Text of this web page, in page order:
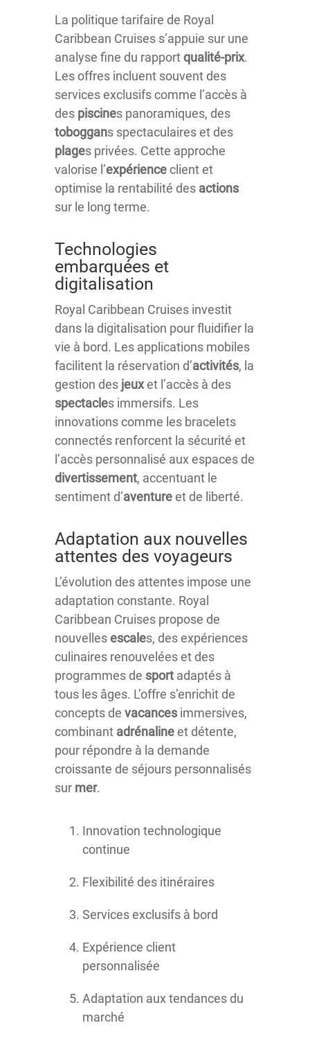
La politique tarifaire de Royal
Caribbean Cruises s’appuie sur une
analyse fine du rapportqualité-prix.
Les offres incluent souvent des
services exclusifs comme l’accès à
des piscines panoramiques, des
toboggans spectaculaires et des
plages privées. Cette approche
valorise l’expérienceclient et
optimise la rentabilité des actions
sur le long terme.
Technologies
embarquées et
digitalisation
Royal Caribbean Cruises investit
dans la digitalisation pour fluidifier la
vie à bord. Les applications mobiles
facilitent la réservation d’activités, la
gestion des jeuxet l’accès à des
spectacles immersifs. Les
innovations comme les bracelets
connectés renforcent la sécurité et
l’accès personnalisé aux espaces de
divertissement, accentuant le
sentiment d’aventureet de liberté.
Adaptation aux nouvelles
attentes des voyageurs
L’évolution des attentes impose une
adaptation constante. Royal
Caribbean Cruises propose de
nouvellesescales, des expériences
culinaires renouvelées et des
programmes de sport adaptés à
tous les âges. L’offre s’enrichit de
concepts de vacances immersives,
combinant adrénalineet détente,
pour répondre à la demande
croissante de séjours personnalisés
sur mer.
Innovation technologique
continue
Flexibilité des itinéraires
Services exclusifs à bord
Expérience client
personnalisée
Adaptation aux tendances du
marché